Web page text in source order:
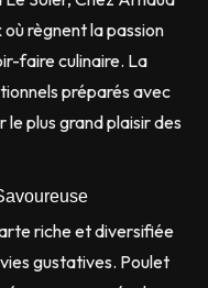
règnent la passion
faire culinaire. La
préparés avec
plus grand plaisir des
riche et diversifiée
gustatives. Poulet